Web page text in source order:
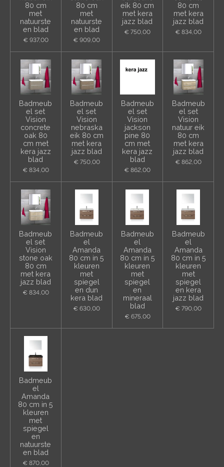
80 cm
met
natuurste
en blad
€ 937,00
80 cm
met
natuurste
en blad
€ 909,00
eik 80 cm
met kera
jazz blad
€ 750,00
80 cm
met kera
jazz blad
€ 834,00
Badmeub
el set
Vision
concrete
oak 80
cm met
kera jazz
blad
€ 834,00
Badmeub
el set
Vision
nebraska
eik 80 cm
met kera
jazz blad
€ 750,00
Badmeub
el set
Vision
jackson
pine 80
cm met
kera jazz
blad
€ 862,00
Badmeub
el set
Vision
natuur eik
80 cm
met kera
jazz blad
€ 862,00
Badmeub
el set
Vision
stone oak
80 cm
met kera
jazz blad
€ 834,00
Badmeub
el
Amanda
80 cm in 5
kleuren
met
spiegel
en dun
kera blad
€ 630,00
Badmeub
el
Amanda
80 cm in 5
kleuren
met
spiegel
en
mineraal
blad
€ 675,00
Badmeub
el
Amanda
80 cm in 5
kleuren
met
spiegel
en kera
jazz blad
€ 790,00
Badmeub
el
Amanda
80 cm in 5
kleuren
met
spiegel
en
natuurste
en blad
€ 870,00